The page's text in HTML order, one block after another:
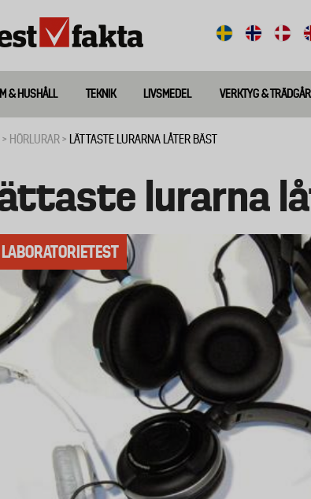
& HUSHÅLL TEKNIK LIVSMEDEL VERKTYG &
HÖRLURAR LÄTTASTE LURARNA LÅTER BÄST
lurarna
LABORATORIETEST